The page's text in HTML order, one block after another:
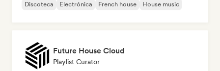
Discoteca
Electrónica French house House music
Future House Cloud
Playlist Curator